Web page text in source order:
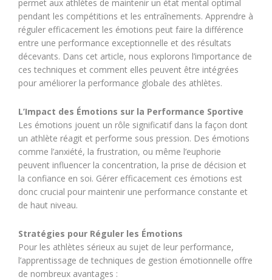
permet aux athlètes de maintenir un état mental optimal
pendant les compétitions et les entraînements. Apprendre à
réguler efficacement les émotions peut faire la différence
entre une performance exceptionnelle et des résultats
décevants. Dans cet article, nous explorons l’importance de
ces techniques et comment elles peuvent être intégrées
pour améliorer la performance globale des athlètes.
L’Impact des Émotions sur la Performance Sportive
Les émotions jouent un rôle significatif dans la façon dont
un athlète réagit et performe sous pression. Des émotions
comme l’anxiété, la frustration, ou même l’euphorie
peuvent influencer la concentration, la prise de décision et
la confiance en soi. Gérer efficacement ces émotions est
donc crucial pour maintenir une performance constante et
de haut niveau.
Stratégies pour Réguler les Émotions
Pour les athlètes sérieux au sujet de leur performance,
l’apprentissage de techniques de gestion émotionnelle offre
de nombreux avantages :